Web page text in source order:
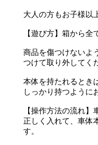
大人の方もお子様以
【遊び方】箱から全
商品を傷つけないよ
つけて取り外してく
本体を持たれるとき
しっかり持つように
【操作方法の流れ
正しく入れて、車体
す。